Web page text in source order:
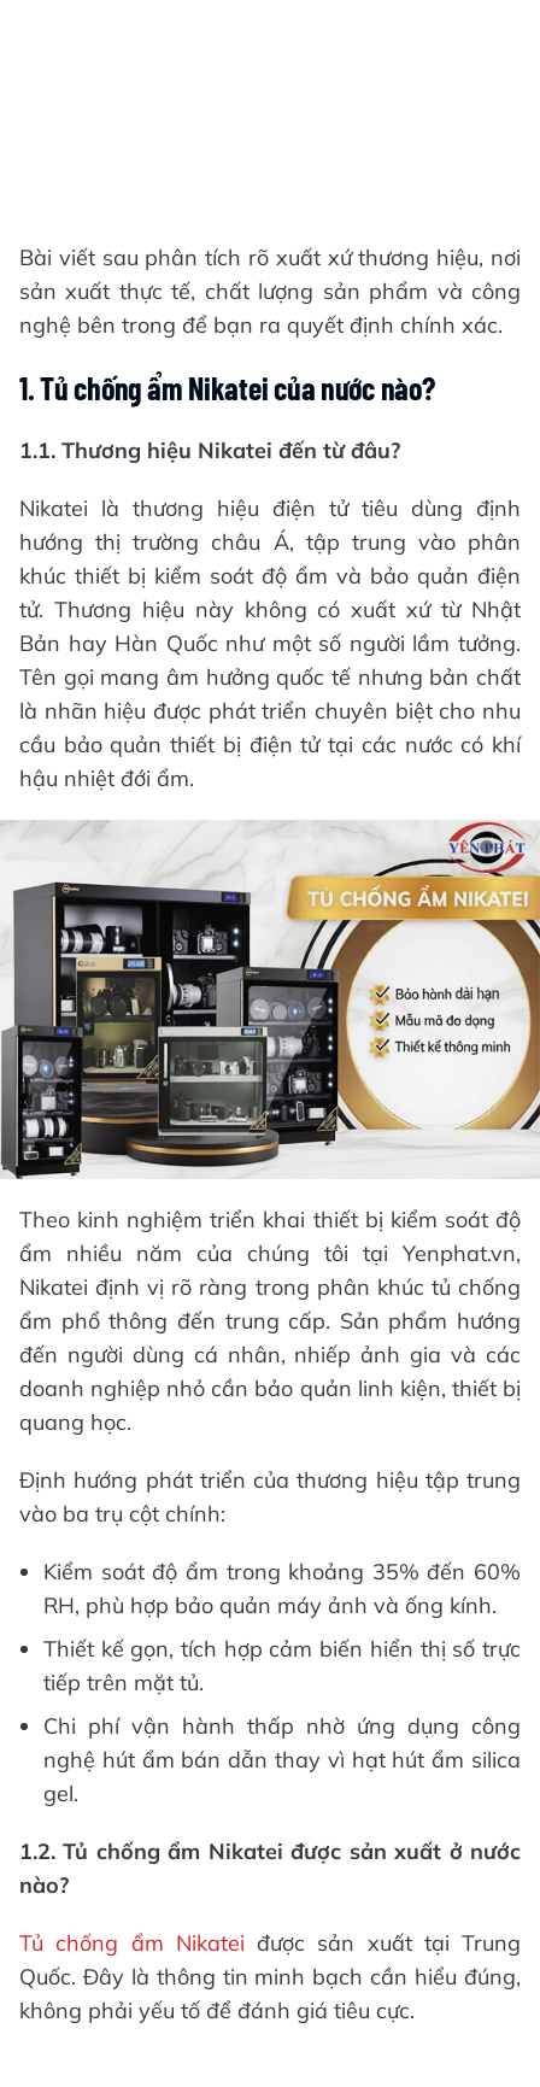
Bài viết sau phân tích rõ xuất xứ thương hiệu, nơi
sản xuất thực tế, chất lượng sản phẩm và công
nghệ bên trong để bạn ra quyết định chính xác.
1. Tủ chống ẩm Nikatei của nước nào?
1.1. Thương hiệu Nikatei đến từ đâu?
Nikatei là thương hiệu điện tử tiêu dùng định
hướng thị trường châu Á, tập trung vào phân
khúc thiết bị kiểm soát độ ẩm và bảo quản điện
tử. Thương hiệu này không có xuất xứ từ Nhật
Bản hay Hàn Quốc như một số người lầm tưởng.
Tên gọi mang âm hưởng quốc tế nhưng bản chất
là nhãn hiệu được phát triển chuyên biệt cho nhu
cầu bảo quản thiết bị điện tử tại các nước có khí
hậu nhiệt đới ẩm.
Theo kinh nghiệm triển khai thiết bị kiểm soát độ
ẩm nhiều năm của chúng tôi tại Yenphat.vn,
Nikatei định vị rõ ràng trong phân khúc tủ chống
ẩm phổ thông đến trung cấp. Sản phẩm hướng
đến người dùng cá nhân, nhiếp ảnh gia và các
doanh nghiệp nhỏ cần bảo quản linh kiện, thiết bị
quang học.
Định hướng phát triển của thương hiệu tập trung
vào ba trụ cột chính:
Kiểm soát độ ẩm trong khoảng 35% đến 60%
RH, phù hợp bảo quản máy ảnh và ống kính.
Thiết kế gọn, tích hợp cảm biến hiển thị số trực
tiếp trên mặt tủ.
Chi phí vận hành thấp nhờ ứng dụng công
nghệ hút ẩm bán dẫn thay vì hạt hút ẩm silica
gel.
1.2. Tủ chống ẩm Nikatei được sản xuất ở nước
nào?
Tủ chống ẩm Nikatei được sản xuất tại Trung
Quốc. Đây là thông tin minh bạch cần hiểu đúng,
không phải yếu tố để đánh giá tiêu cực.